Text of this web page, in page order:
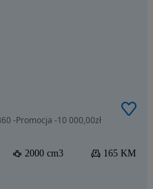
-Promocja -10 000,00zł
2000 cm3
165 KM